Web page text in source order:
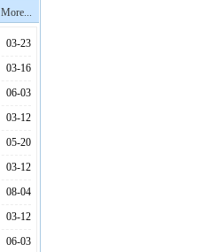
More...
03-23
03-16
06-03
03-12
05-20
03-12
08-04
03-12
06-03